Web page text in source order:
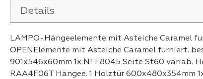
Details
LAMPO-Hängeelemente mit Asteiche Caramel
OPENElemente mit Asteiche Caramel furniert.
901x546x60mm 1x NFF8045 Seite St60 variab.
RAA4F06T Hängee. 1 Holztür 600x480x354mm